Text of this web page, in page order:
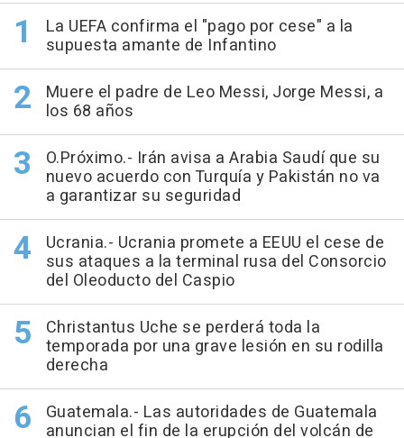
La UEFA confirma el "pago por cese" a la
supuesta amante de Infantino
Muere el padre de Leo Messi, Jorge Messi, a
los 68 años
O.Próximo.- Irán avisa a Arabia Saudí que su
nuevo acuerdo con Turquía y Pakistán no va
a garantizar su seguridad
Ucrania.- Ucrania promete a EEUU el cese de
sus ataques a la terminal rusa del Consorcio
del Oleoducto del Caspio
Christantus Uche se perderá toda la
temporada por una grave lesión en su rodilla
derecha
Guatemala.- Las autoridades de Guatemala
anuncian el fin de la erupción del volcán de